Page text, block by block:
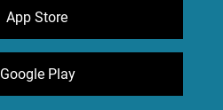
App Store
Google Play